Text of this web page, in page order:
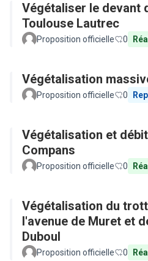
Végétaliser le devant
Toulouse Lautrec
Proposition officielle 0
Végétalisation
Proposition officielle 0
Végétalisation et
Compans
Proposition officielle 0
Végétalisation du
l'avenue de Muret et
Duboul
Proposition officielle 0